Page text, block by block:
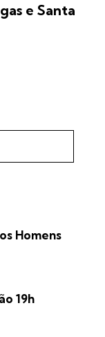
e Santa
Homens
19h